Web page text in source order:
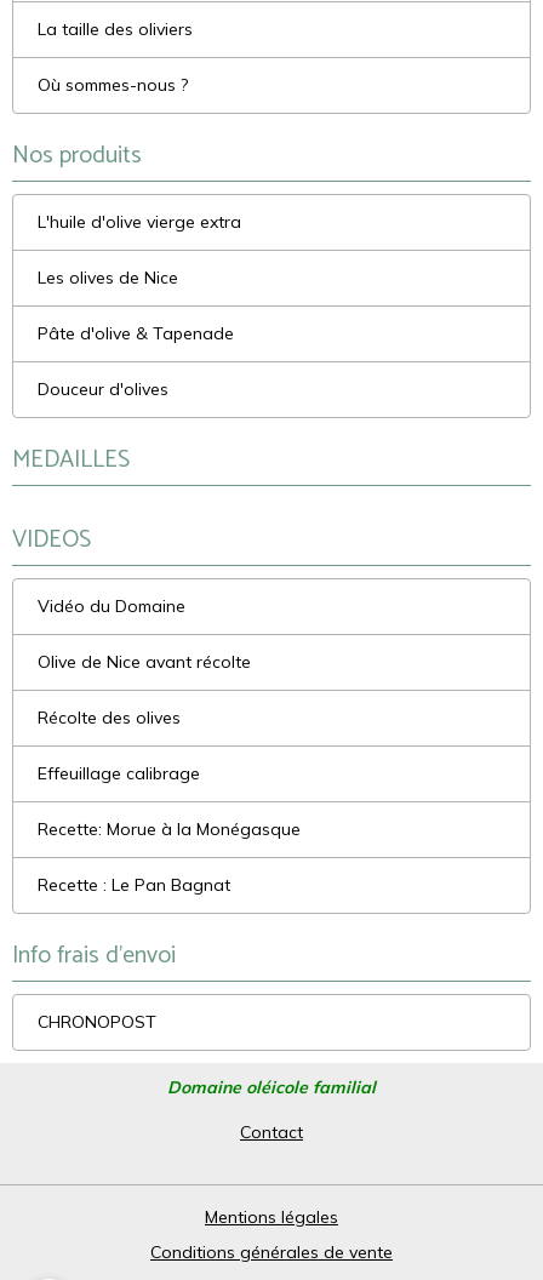
La taille des oliviers
Où sommes-nous ?
Nos produits
L'huile d'olive vierge extra
Les olives de Nice
Pâte d'olive & Tapenade
Douceur d'olives
MEDAILLES
VIDEOS
Vidéo du Domaine
Olive de Nice avant récolte
Récolte des olives
Effeuillage calibrage
Recette: Morue à la Monégasque
Recette : Le Pan Bagnat
Info frais d'envoi
CHRONOPOST
Domaine oléicole familial
Contact
Mentions légales
Conditions générales de vente